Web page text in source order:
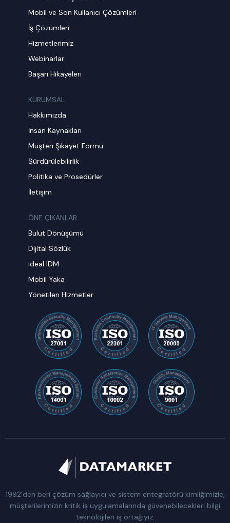
Mobil ve Son Kullanıcı Çözümleri
İş Çözümleri
Hizmetlerimiz
Webinarlar
Başarı Hikayeleri
KURUMSAL
Hakkımızda
İnsan Kaynakları
Müşteri Şikayet Formu
Sürdürülebilirlik
Politika ve Prosedürler
İletişim
ÖNE ÇIKANLAR
Bulut Dönüşümü
Dijital Sözlük
ideal IDM
Mobil Yaka
Yönetilen Hizmetler
1992’den beri çözüm sağlayıcı ve sistem entegratörü kimliğimizle,
müşterilerimizin kritik iş uygulamalarında güvenebilecekleri bilgi
teknolojileri iş ortağıyız.